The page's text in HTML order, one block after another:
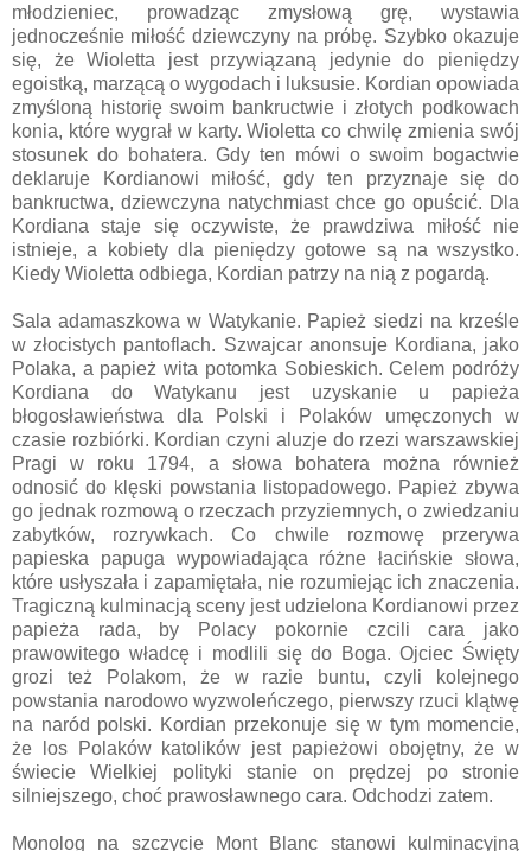
młodzieniec, prowadząc zmysłową grę, wystawia
jednocześnie miłość dziewczyny na próbę. Szybko okazuje
się, że Wioletta jest przywiązaną jedynie do pieniędzy
egoistką, marzącą o wygodach i luksusie. Kordian opowiada
zmyśloną historię swoim bankructwie i złotych podkowach
konia, które wygrał w karty. Wioletta co chwilę zmienia swój
stosunek do bohatera. Gdy ten mówi o swoim bogactwie
deklaruje Kordianowi miłość, gdy ten przyznaje się do
bankructwa, dziewczyna natychmiast chce go opuścić. Dla
Kordiana staje się oczywiste, że prawdziwa miłość nie
istnieje, a kobiety dla pieniędzy gotowe są na wszystko.
Kiedy Wioletta odbiega, Kordian patrzy na nią z pogardą.
Sala adamaszkowa w Watykanie. Papież siedzi na krześle
w złocistych pantoflach. Szwajcar anonsuje Kordiana, jako
Polaka, a papież wita potomka Sobieskich. Celem podróży
Kordiana do Watykanu jest uzyskanie u papieża
błogosławieństwa dla Polski i Polaków umęczonych w
czasie rozbiórki. Kordian czyni aluzje do rzezi warszawskiej
Pragi w roku 1794, a słowa bohatera można również
odnosić do klęski powstania listopadowego. Papież zbywa
go jednak rozmową o rzeczach przyziemnych, o zwiedzaniu
zabytków, rozrywkach. Co chwile rozmowę przerywa
papieska papuga wypowiadająca różne łacińskie słowa,
które usłyszała i zapamiętała, nie rozumiejąc ich znaczenia.
Tragiczną kulminacją sceny jest udzielona Kordianowi przez
papieża rada, by Polacy pokornie czcili cara jako
prawowitego władcę i modlili się do Boga. Ojciec Święty
grozi też Polakom, że w razie buntu, czyli kolejnego
powstania narodowo wyzwoleńczego, pierwszy rzuci klątwę
na naród polski. Kordian przekonuje się w tym momencie,
że los Polaków katolików jest papieżowi obojętny, że w
świecie Wielkiej polityki stanie on prędzej po stronie
silniejszego, choć prawosławnego cara. Odchodzi zatem.
Monolog na szczycie Mont Blanc stanowi kulminacyjną